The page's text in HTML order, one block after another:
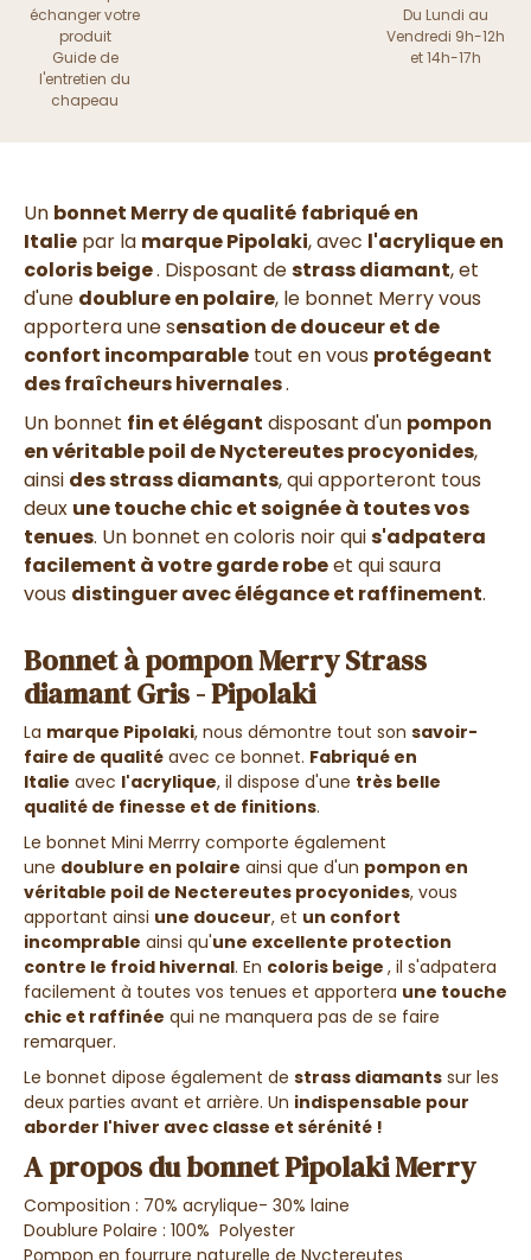
échanger votre
produit
Guide de
l'entretien du
chapeau
Du Lundi au
Vendredi 9h-12h
et 14h-17h
Un bonnet Merry de qualité fabriqué en
Italie par la marque Pipolaki, avec l'acrylique en
coloris beige. Disposant destrass diamant, et
d'une doublure en polaire, le bonnet Merry vous
apportera une sensation de douceur et de
confort incomparable tout en vous protégeant
des fraîcheurs hivernales.
Un bonnet fin et élégant disposant d'un pompon
en véritable poil de Nyctereutes procyonides,
ainsi des strass diamants, qui apporteront tous
deux une touche chic et soignée à toutes vos
tenues. Un bonnet en coloris noir quis'adpatera
facilement à votre garde robeet qui saura
vous distinguer avec élégance et raffinement.
Bonnet à pompon Merry Strass
diamant Gris - Pipolaki
La marque Pipolaki, nous démontre tout son savoir-
faire de qualité avec ce bonnet. Fabriqué en
Italie avec l'acrylique, il dispose d'une très belle
qualité de finesse et de finitions.
Le bonnet Mini Merrry comporte également
une doublure en polaire ainsi que d'un pompon en
véritable poil de Nectereutes procyonides, vous
apportant ainsi une douceur, et un confort
incomprable ainsi qu'une excellente protection
contre le froid hivernal. En coloris beige , il s'adpatera
facilement à toutes vos tenues et apportera une touche
chic et raffinée qui ne manquera pas de se faire
remarquer.
Le bonnet dipose également de strass diamants sur les
deux parties avant et arrière. Un indispensable pour
aborder l'hiver avec classe et sérénité !
A propos du bonnet Pipolaki Merry
Composition : 70% acrylique- 30% laine
Doublure Polaire : 100% Polyester